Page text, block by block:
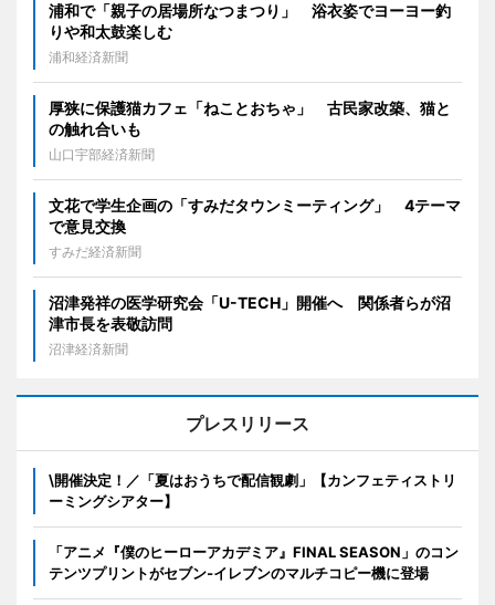
浦和で「親子の居場所なつまつり」 浴衣姿でヨーヨー釣
りや和太鼓楽しむ
浦和経済新聞
厚狭に保護猫カフェ「ねことおちゃ」 古民家改築、猫と
の触れ合いも
山口宇部経済新聞
文花で学生企画の「すみだタウンミーティング」 4テーマ
で意見交換
すみだ経済新聞
沼津発祥の医学研究会「U-TECH」開催へ 関係者らが沼
津市長を表敬訪問
沼津経済新聞
プレスリリース
\開催決定！／「夏はおうちで配信観劇」【カンフェティストリ
ーミングシアター】
「アニメ『僕のヒーローアカデミア』FINAL SEASON」のコン
テンツプリントがセブン‐イレブンのマルチコピー機に登場